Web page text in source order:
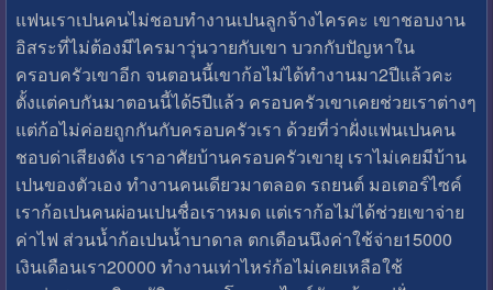
แฟนเราเปนคนไม่ชอบทำงานเปนลูกจ้างไครคะ เขาชอบงาน
อิสระที่ไม่ต้องมีไครมาวุ่นวายกับเขา บวกกับปัญหาใน
ครอบครัวเขาอีก จนตอนนี้เขาก้อไม่ได้ทำงานมา2ปีแล้วคะ
ตั้งแต่คบกันมาตอนนี้ได้5ปีแล้ว ครอบครัวเขาเคยช่วยเราต่างๆ
แต่ก้อไม่ค่อยถูกกันกับครอบครัวเรา ด้วยที่ว่าฝั่งแฟนเปนคน
ชอบด่าเสียงดัง เราอาศัยบ้านครอบครัวเขายุ เราไม่เคยมีบ้าน
เปนของตัวเอง ทำงานคนเดียวมาตลอด รถยนต์ มอเตอร์ไซค์
เราก้อเปนคนผ่อนเปนชื่อเราหมด แต่เราก้อไม่ได้ช่วยเขาจ่าย
ค่าไฟ ส่วนน้ำก้อเปนน้ำบาดาล ตกเดือนนึงค่าใช้จ่าย15000
เงินเดือนเรา20000 ทำงานเท่าไหร่ก้อไม่เคยเหลือใช้